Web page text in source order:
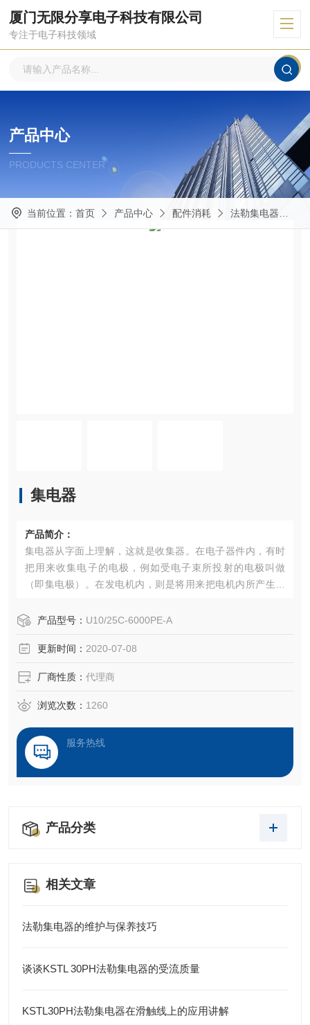
厦门无限分享电子科技有限公司
专注于电子科技领域
产品中心
PRODUCTS CENTER
当前位置： 首页 产品中心 配件消耗 法勒集电器
集电器
产品简介：
集电器从字面上理解，这就是收集器。在电子器件内，有时
把用来收集电子的电极，例如受电子束所投射的电极叫做
（即集电极）。在发电机内，则是将用来把电机内所产生的
的电流的装置叫做
产品型号： U10/25C-6000PE-A
更新时间： 2020-07-08
厂商性质： 代理商
浏览次数： 1260
服务热线
产品分类
相关文章
法勒集电器的维护与保养技巧
谈谈KSTL 30PH法勒集电器的受流质量
KSTL30PH法勒集电器在滑触线上的应用讲解